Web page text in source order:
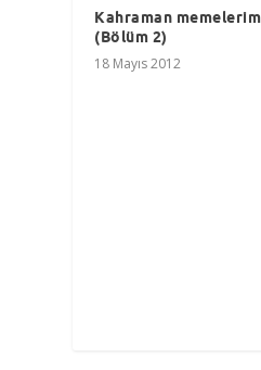
Kahraman memelerim
(Bölüm 2)
18 Mayıs 2012